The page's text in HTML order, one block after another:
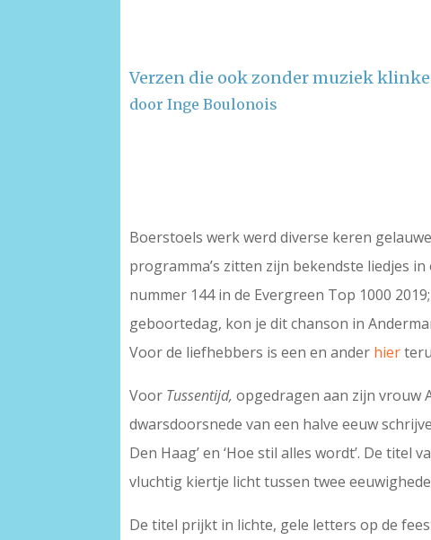
Verzen die ook zonder muziek
door Inge Boulonois
Boerstoels werk werd diverse keren
programma’s zitten zijn bekendste liedjes
nummer 144 in de Evergreen Top 1000
geboortedag, kon je dit chanson in
Voor de liefhebbers is een en ander hier
Voor Tussentijd,opgedragen aan zijn vrouw
dwarsdoorsnede van een halve eeuw
Den Haag’ en ‘Hoe stil alles wordt’. De
vluchtig kiertje licht tussen twee
De titel prijkt in lichte, gele letters op de